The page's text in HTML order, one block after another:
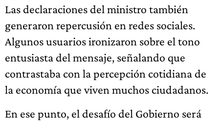
Las declaraciones del ministro también
generaron repercusión en redes sociales.
Algunos usuarios ironizaron sobre el tono
entusiasta del mensaje, señalando que
contrastaba con la percepción cotidiana de
la economía que viven muchos ciudadanos.
En ese punto, el desafío del Gobierno será